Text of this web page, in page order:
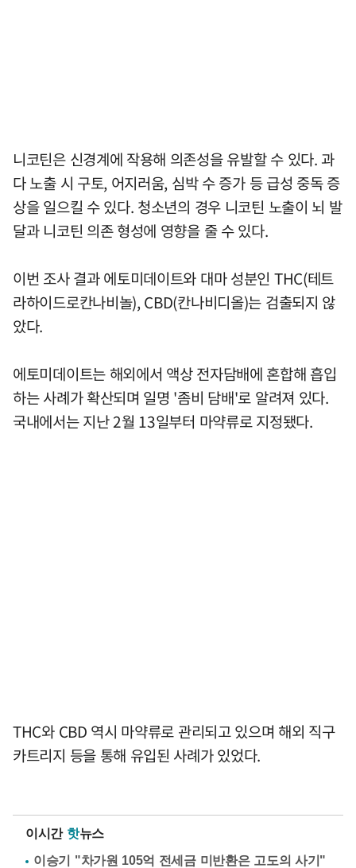
니코틴은 신경계에 작용해 의존성을 유발할 수 있다. 과
다 노출 시 구토, 어지러움, 심박 수 증가 등 급성 중독 증
상을 일으킬 수 있다. 청소년의 경우 니코틴 노출이 뇌 발
달과 니코틴 의존 형성에 영향을 줄 수 있다.
이번 조사 결과 에토미데이트와 대마 성분인 THC(테트
라하이드로칸나비놀), CBD(칸나비디올)는 검출되지 않
았다.
에토미데이트는 해외에서 액상 전자담배에 혼합해 흡입
하는 사례가 확산되며 일명 '좀비 담배'로 알려져 있다.
국내에서는 지난 2월 13일부터 마약류로 지정됐다.
THC와 CBD 역시 마약류로 관리되고 있으며 해외 직구
카트리지 등을 통해 유입된 사례가 있었다.
이시간 핫뉴스
이승기 "차가원 105억 전세금 미반환은 고도의 사기"